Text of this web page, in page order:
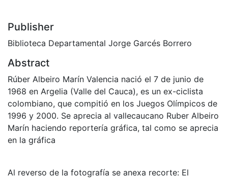
Publisher
Biblioteca Departamental Jorge Garcés Borrero
Abstract
Rúber Albeiro Marín Valencia nació el 7 de junio de
1968 en Argelia (Valle del Cauca), es un ex-ciclista
colombiano, que compitió en los Juegos Olímpicos de
1996 y 2000. Se aprecia al vallecaucano Ruber Albeiro
Marín haciendo reportería gráfica, tal como se aprecia
en la gráfica
Al reverso de la fotografía se anexa recorte: El